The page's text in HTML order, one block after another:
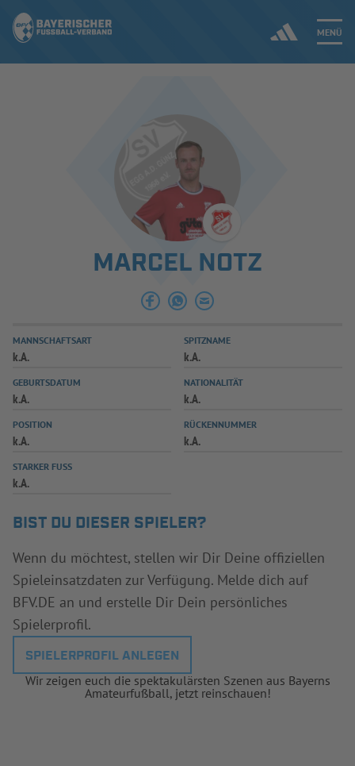
MENÜ
ERGEBNISSE & WETTBEWERBE
SPIELBETRIEB & VERBANDSLEBEN
AUSBILDUNG & FÖRDERUNG
SPIELPLUS
MARCEL NOTZ
MANNSCHAFTSART
k.A.
SPITZNAME
k.A.
GEBURTSDATUM
k.A.
NATIONALITÄT
k.A.
POSITION
k.A.
RÜCKENNUMMER
k.A.
STARKER FUSS
k.A.
BIST DU DIESER SPIELER?
Wenn du möchtest, stellen wir Dir Deine offiziellen
Spieleinsatzdaten zur Verfügung. Melde dich auf
BFV.DE an und erstelle Dir Dein persönliches
Spielerprofil.
SPIELERPROFIL ANLEGEN
Wir zeigen euch die spektakulärsten Szenen aus Bayerns
Amateurfußball, jetzt reinschauen!